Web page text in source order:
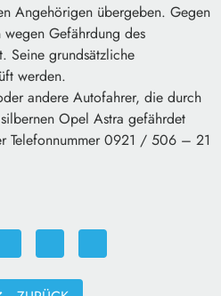
Angehörigen übergeben. Gegen
Gefährdung des
Seine grundsätzliche
werden.
andere Autofahrer, die durch
Opel Astra gefährdet
Telefonnummer 0921 / 506 – 21